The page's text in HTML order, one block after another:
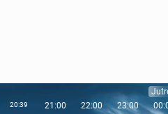
20:39 21:00 22:00 23:00